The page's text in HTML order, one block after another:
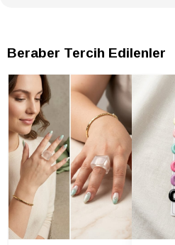
Beraber Tercih Edilenler